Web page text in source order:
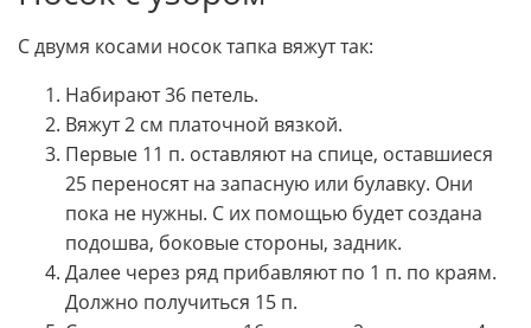
С двумя косами носок тапка вяжут так:
Набирают 36 петель.
Вяжут 2 см платочной вязкой.
Первые 11 п. оставляют на спице, оставшиеся
25 переносят на запасную или булавку. Они
пока не нужны. С их помощью будет создана
подошва, боковые стороны, задник.
Далее через ряд прибавляют по 1 п. по краям.
Должно получиться 15 п.